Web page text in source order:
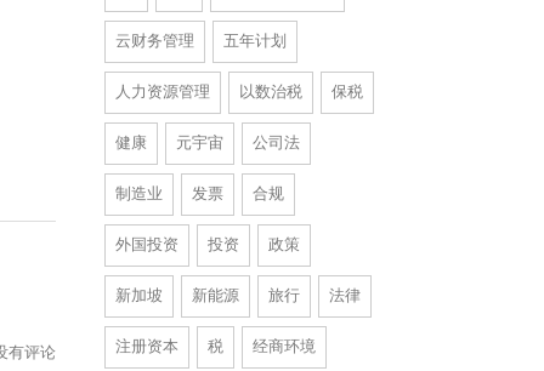
有评论
云财务管理 五年计划
人力资源管理 以数治税 保税
健康 元宇宙 公司法
制造业 发票 合规
外国投资 投资 政策
新加坡 新能源 旅行 法律
注册资本 税 经商环境